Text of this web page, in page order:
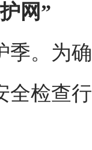
网”
季。为
全检查